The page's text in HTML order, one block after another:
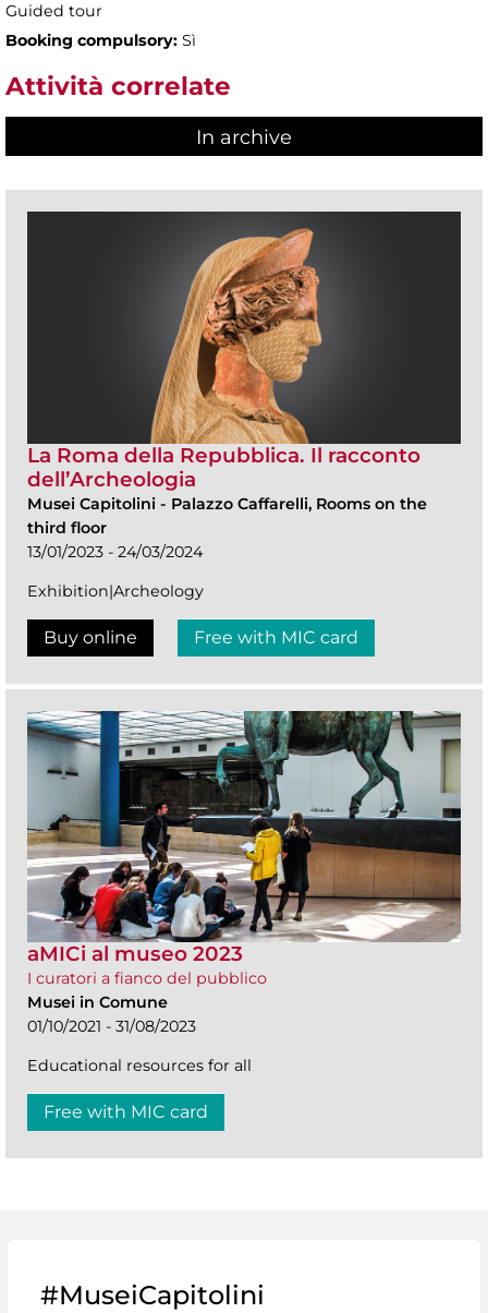
Guided tour
Booking compulsory: Sì
Attività correlate
In archive
La Roma della Repubblica. Il racconto
dell’Archeologia
Musei Capitolini - Palazzo Caffarelli, Rooms on the
third floor
13/01/2023 - 24/03/2024
Exhibition|Archeology
Buy online Free with MIC card
aMICi al museo 2023
I curatori a fianco del pubblico
Musei in Comune
01/10/2021 - 31/08/2023
Educational resources for all
Free with MIC card
#MuseiCapitolini